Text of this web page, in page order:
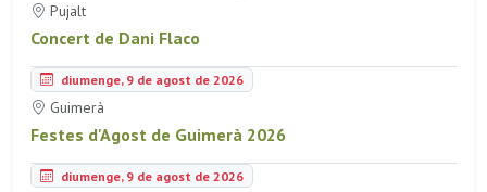
Pujalt
Concert de Dani Flaco
diumenge, 9 de agost de 2026
Guimerà
Festes d'Agost de Guimerà 2026
diumenge, 9 de agost de 2026